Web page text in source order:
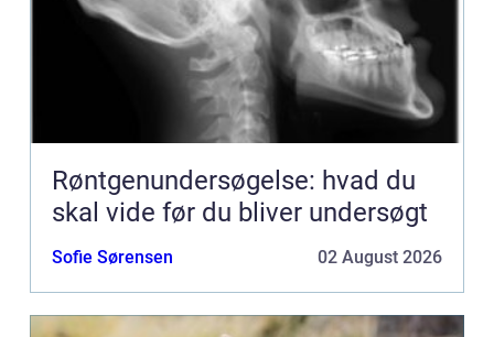
Røntgenundersøgelse: hvad du
skal vide før du bliver undersøgt
Sofie Sørensen 02 August 2026